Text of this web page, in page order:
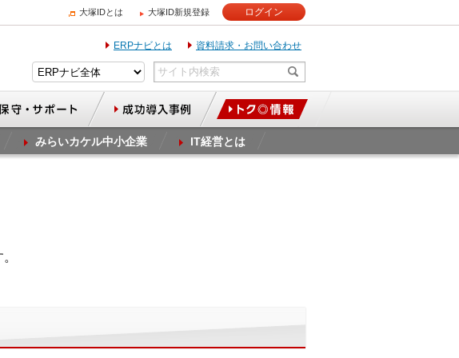
大塚IDとは 大塚ID新規登録 ログイン
ERPナビとは 資料請求・お問い合わせ
みらいカケル中小企業 IT経営とは